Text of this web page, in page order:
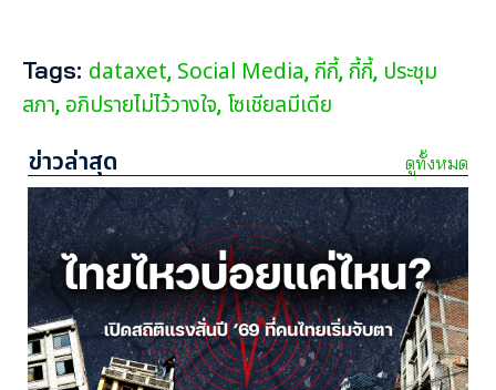
Tags: dataxet, Social Media, กีกี้, กี้กี้, ประชุม
สภา, อภิปรายไม่ไว้วางใจ, โซเชียลมีเดีย
ข่าวล่าสุด ดูทั้งหมด